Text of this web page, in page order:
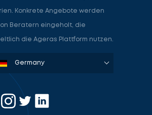
Konkrete Angebote werden
Beratern eingeholt, die
die Ageras Plattform nutzen.
Denmark
Sweden
Norway
Netherlands
Germany
USA